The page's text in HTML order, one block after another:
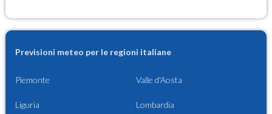
Previsioni meteo per le regioni italiane
Piemonte Valle d'Aosta
Liguria Lombardia